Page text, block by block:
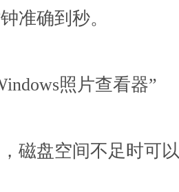
准确到秒。
照片查看器”
磁盘空间不足时可